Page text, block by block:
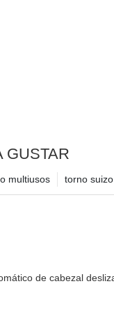
GUSTAR
torno suizo
multiusos